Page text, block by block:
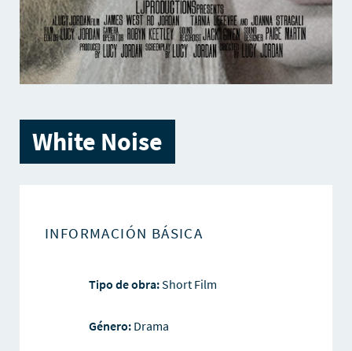
White Noise
INFORMACIÓN BÁSICA
Tipo de obra:Short Film
Género:Drama